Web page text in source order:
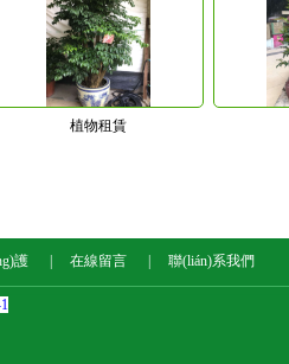
植物租賃
護 在線留言 聯(lián)系我們